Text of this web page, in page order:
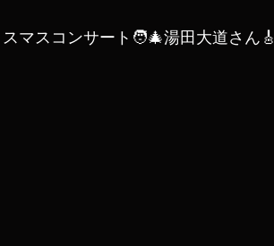
マスコンサート🧑‍🎄湯田大道さん🎸